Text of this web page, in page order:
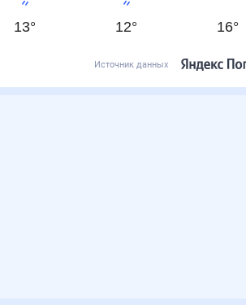
13° 12° 16°
Источник данных